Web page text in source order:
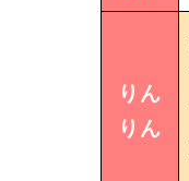
りん
りん